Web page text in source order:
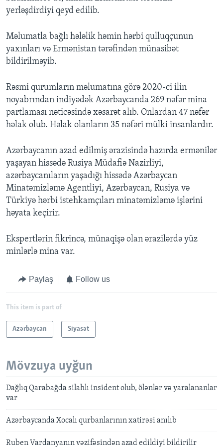
yerləşdirdiyi qeyd edilib.
Məlumatla bağlı hələlik həmin hərbi qulluqçunun
yaxınları və Ermənistan tərəfindən münasibət
bildirilməyib.
Rəsmi qurumların məlumatına görə 2020-ci ilin
noyabrından indiyədək Azərbaycanda 269 nəfər mina
partlaması nəticəsində xəsarət alıb. Onlardan 47 nəfər
həlak olub. Həlak olanların 35 nəfəri mülki insanlardır.
Azərbaycanın azad edilmiş ərazisində hazırda ermənilər
yaşayan hissədə Rusiya Müdafiə Nazirliyi,
azərbaycanıların yaşadığı hissədə Azərbaycan
Minatəmizləmə Agentliyi, Azərbaycan, Rusiya və
Türkiyə hərbi istehkamçıları minatəmizləmə işlərini
həyata keçirir.
Ekspertlərin fikrincə, münaqişə olan ərazilərdə yüz
minlərlə mina var.
Paylaş Follow us
This item is part of
Azərbaycan Siyasət
Mövzuya uyğun
Dağlıq Qarabağda silahlı insident olub, ölənlər və yaralananlar
var
Azərbaycanda Xocalı qurbanlarının xatirəsi anılıb
Ruben Vardanyanın vəzifəsindən azad edildiyi bildirilir